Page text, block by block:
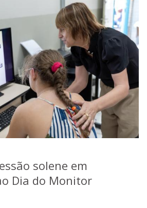
solene em
Dia do Monitor